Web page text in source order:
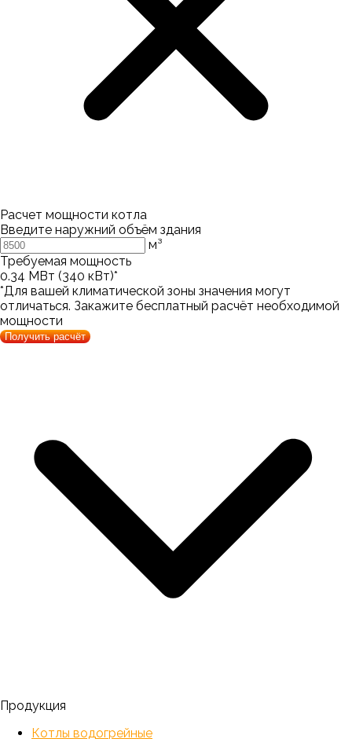
Расчет мощности котла
Введите наружний объём здания
м³
Требуемая мощность
0.34 МВт (340 кВт)*
*Для вашей климатической зоны значения могут
отличаться. Закажите бесплатный расчёт необходимой
мощности
Получить расчёт
Продукция
Котлы водогрейные